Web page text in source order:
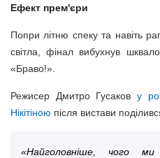
Ефект прем'єри
Попри літню спеку та навіть
світла, фінал вибухнув
«Браво!».
Режисер Дмитро Гусакову
Нікітіною після вистави
«Найголовніше, чого